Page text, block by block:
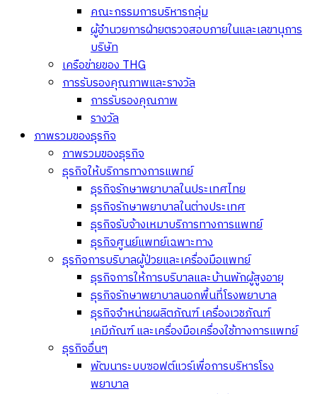
คณะกรรมการบริหารกลุ่ม
ผู้อำนวยการฝ่ายตรวจสอบภายในและเลขานุการ
บริษัท
เครือข่ายของ THG
การรับรองคุณภาพและรางวัล
การรับรองคุณภาพ
รางวัล
ภาพรวมของธุรกิจ
ภาพรวมของธุรกิจ
ธุรกิจให้บริการทางการแพทย์
ธุรกิจรักษาพยาบาลในประเทศไทย
ธุรกิจรักษาพยาบาลในต่างประเทศ
ธุรกิจรับจ้างเหมาบริการทางการแพทย์
ธุรกิจศูนย์แพทย์เฉพาะทาง
ธุรกิจการบริบาลผู้ป่วยและเครื่องมือแพทย์
ธุรกิจการให้การบริบาลและบ้านพักผู้สูงอายุ
ธุรกิจรักษาพยาบาลนอกพื้นที่โรงพยาบาล
ธุรกิจจำหน่ายผลิตภัณฑ์ เครื่องเวชภัณฑ์
เคมีภัณฑ์ และเครื่องมือเครื่องใช้ทางการแพทย์
ธุรกิจอื่นๆ
พัฒนาระบบซอฟต์แวร์เพื่อการบริหารโรง
พยาบาล